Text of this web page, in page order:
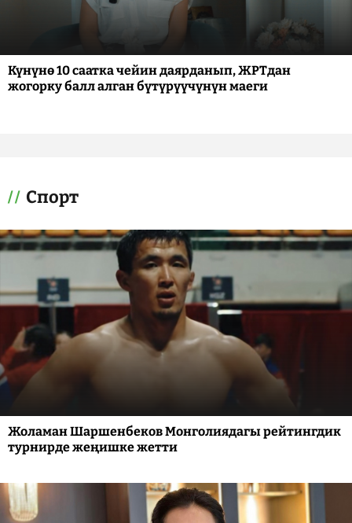
Күнүнө 10 саатка чейин даярданып, ЖРТдан
жогорку балл алган бүтүрүүчүнүн маеги
Спорт
Жоламан Шаршенбеков Монголиядагы рейтингдик
турнирде жеңишке жетти